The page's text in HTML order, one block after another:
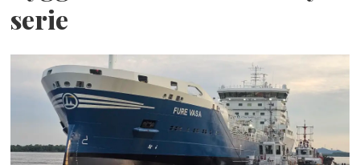
serie